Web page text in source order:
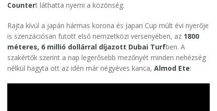
Countert láthatta nyerni a közönség.
Rajta kívül a japán hármas korona és Japan Cup múlt évi nyerője
is szenzációsan futott első nemzetközi versenyében, az 1800
méteres, 6 millió dollárral díjazott Dubai Turfben. A
szakértők szerint a nap legerősebb mezőnyét minden nehézség
nélkül hagyta ott az idén már négyéves kanca, Almod Ete: